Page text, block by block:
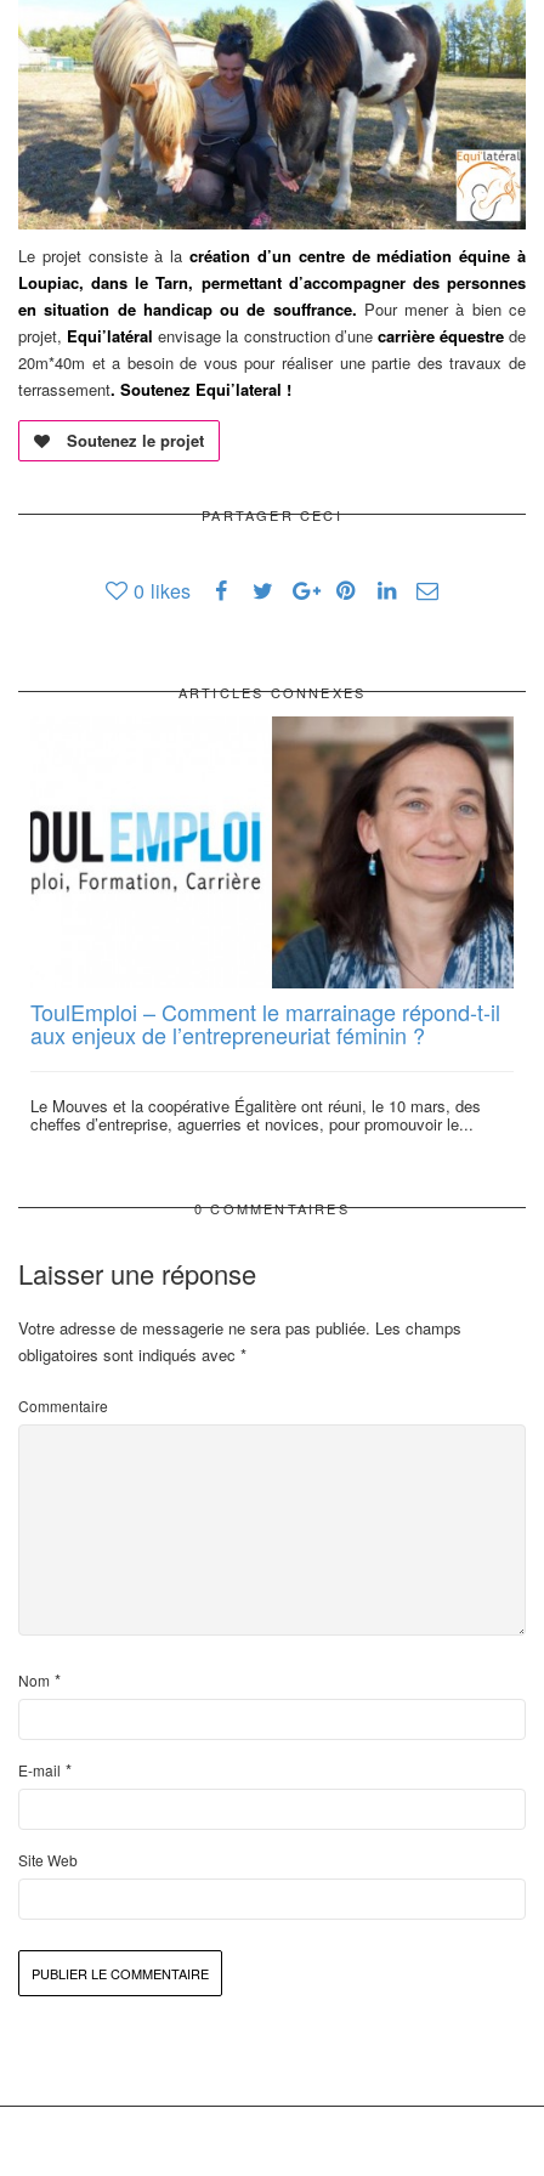
Le projet consiste à lacréation d’un centre de médiation équine à
Loupiac, dans le Tarn, permettant d’accompagner des personnes
en situation de handicap ou de souffrance. Pour mener à bien ce
projet, Equi’latéral envisage la construction d’une carrière équestre de
20m*40m et a besoin de vous pour réaliser une partie des travaux de
terrassement. Soutenez Equi’lateral !
Soutenez le projet
PARTAGER CECI
0 likes
ARTICLES CONNEXES
ToulEmploi – Comment le marrainage répond-t-il
aux enjeux de l’entrepreneuriat féminin ?
Le Mouves et la coopérative Égalitère ont réuni, le 10 mars, des
cheffes d’entreprise, aguerries et novices, pour promouvoir le...
0 COMMENTAIRES
Laisser une réponse
Votre adresse de messagerie ne sera pas publiée. Les champs
obligatoires sont indiqués avec *
Commentaire
Nom *
E-mail *
Site Web